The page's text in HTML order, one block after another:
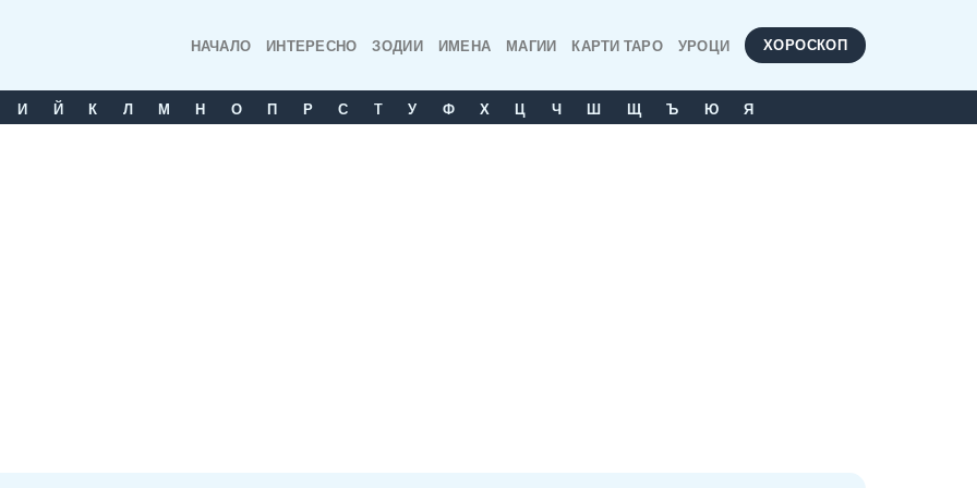
НАЧАЛО ИНТЕРЕСНО ЗОДИИ ИМЕНА МАГИИ КАРТИ ТАРО УРОЦИ ХОРОСКОП
И Й К Л М Н О П Р С T У Ф Х Ц Ч Ш Щ Ъ Ю Я